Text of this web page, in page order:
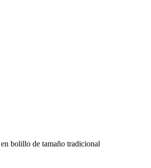
bolillo de tamaño tradicional